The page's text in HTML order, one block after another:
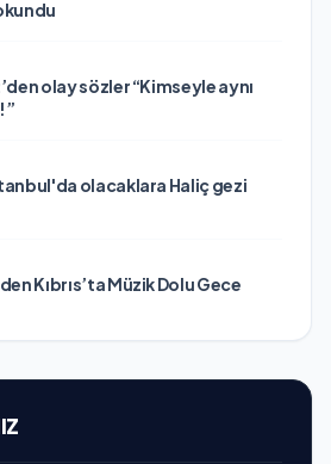
olay sözler “Kimseyle aynı
olacaklara Haliç gezi
Kıbrıs’ta Müzik Dolu Gece